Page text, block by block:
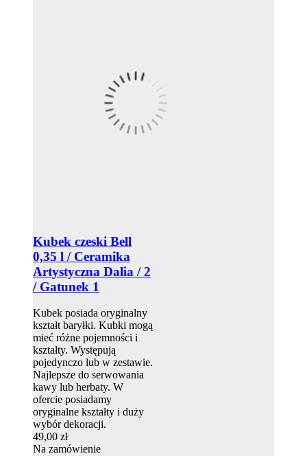
Kubek czeski Bell
0,35 l / Ceramika
Artystyczna Dalia / 2
/ Gatunek 1
Kubek posiada oryginalny
kształt baryłki. Kubki mogą
mieć różne pojemności i
kształty. Występują
pojedynczo lub w zestawie.
Najlepsze do serwowania
kawy lub herbaty. W
ofercie posiadamy
oryginalne kształty i duży
wybór dekoracji.
49,00 zł
Na zamówienie